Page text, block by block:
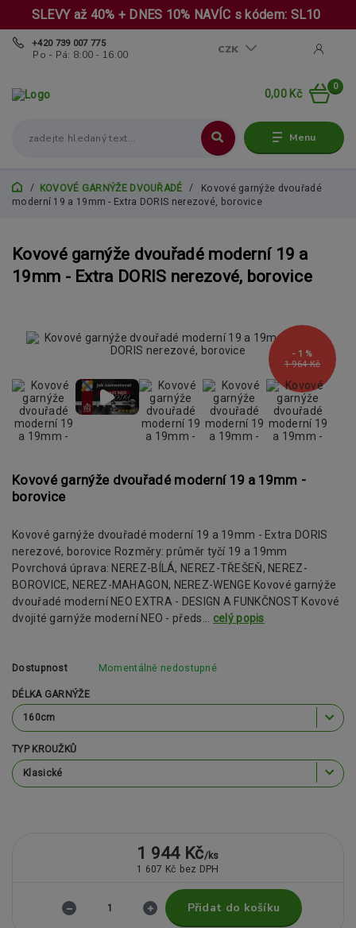
SLEVY až 40% + DNES 10% NAVÍC s kódem: SL10
Menu
CZK
+420 739 007 775
Po - Pá: 8:00 - 16:00
0
0,00 Kč
KOVOVÉ GARNÝŽE DVOUŘADÉ
Kovové garnýže dvouřadé
moderní 19 a 19mm - Extra DORIS nerezové, borovice
Kovové garnýže dvouřadé moderní 19 a
19mm - Extra DORIS nerezové, borovice
1 964 Kč
- 1 %
Kovové garnýže dvouřadé moderní 19 a 19mm -
borovice
Kovové garnýže dvouřadé moderní 19 a 19mm - Extra DORIS
nerezové, borovice Rozměry: průměr tyčí 19 a 19mm
Povrchová úprava: NEREZ-BÍLÁ, NEREZ-TŘEŠEŇ, NEREZ-
BOROVICE, NEREZ-MAHAGON, NEREZ-WENGE Kovové garnýže
dvouřadé moderní NEO EXTRA - DESIGN A FUNKČNOST Kovové
dvojité garnýže moderní NEO - předs... celý popis
Dostupnost Momentálně nedostupné
DÉLKA GARNÝŽE
TYP KROUŽKŮ
1 944 Kč/ks
1 607 Kč bez DPH
Přidat do košíku